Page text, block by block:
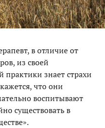
в отличие от
из своей
практики знает страхи
что они
воспитывают
существовать в